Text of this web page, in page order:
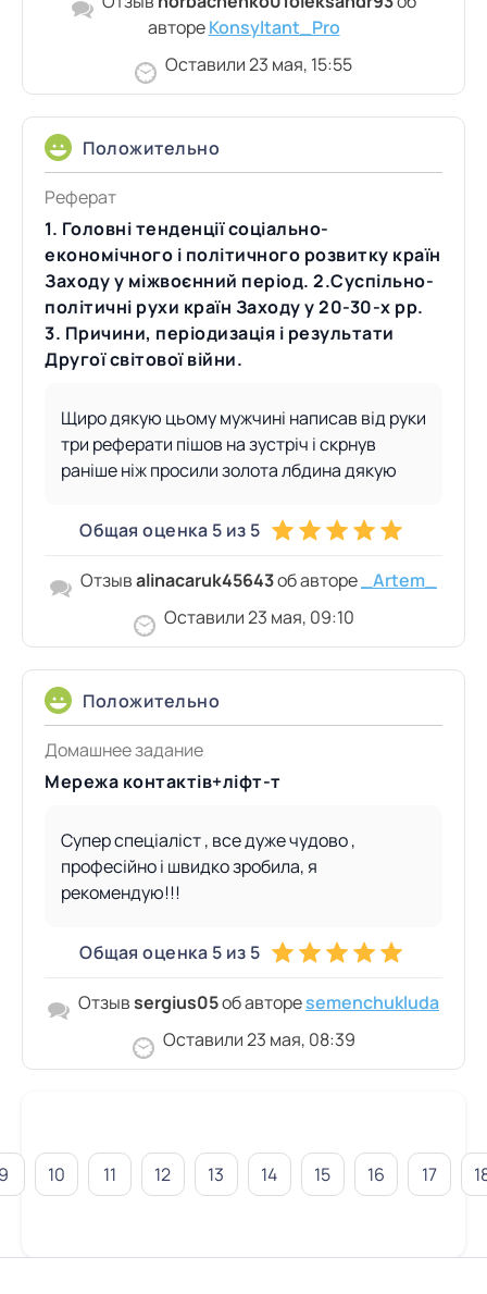
автореKonsyltant_Pro
Оставили 23 мая, 15:55
Положительно
Общая оценка 5 из 5
Реферат
1. Головні тенденції соціально-
економічного і політичного розвитку країн
Заходу у міжвоєнний період. 2.Суспільно-
політичні рухи країн Заходу у 20-30-х рр.
3. Причини, періодизація і результати
Другої світової війни.
Щиро дякую цьому мужчині написав від руки
три реферати пішов на зустріч і скрнув
раніше ніж просили золота лбдина дякую
Отзывalinacaruk45643об авторе
_Artem_
Оставили 23 мая, 09:10
Положительно
Общая оценка 5 из 5
Домашнее задание
Мережа контактів+ліфт-т
Супер спеціаліст , все дуже чудово ,
професійно і швидко зробила, я
рекомендую!!!
Отзывsergius05об автореsemenchukluda
Оставили 23 мая, 08:39
10 11 12 13 14 15 16 17